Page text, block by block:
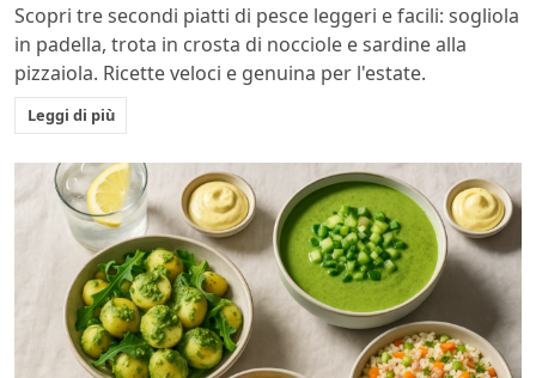
Scopri tre secondi piatti di pesce leggeri e facili: sogliola
in padella, trota in crosta di nocciole e sardine alla
pizzaiola. Ricette veloci e genuina per l'estate.
Leggi di più